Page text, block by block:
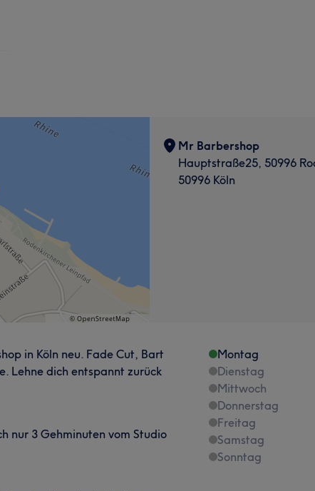
Mr Barbershop
Hauptstraße25, 50996
50996 Köln
in Köln neu. Fade Cut, Bart
Lehne dich entspannt zurück
nur 3 Gehminuten vom Studio
Montag
Dienstag
Mittwoch
Donnerstag
Freitag
Samstag
Sonntag